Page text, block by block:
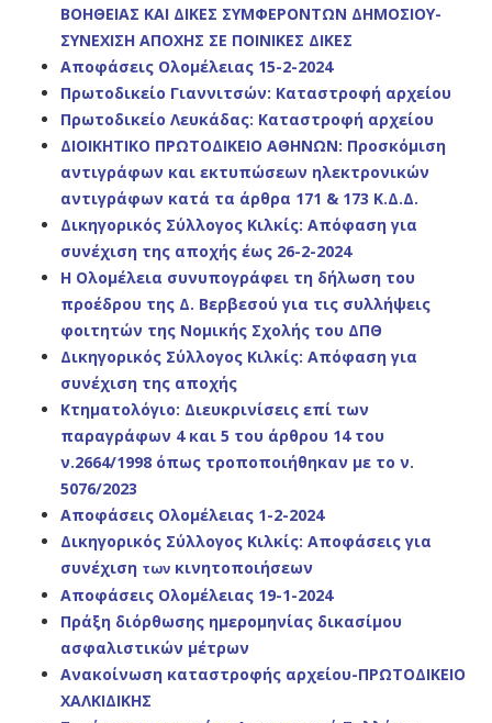
ΒΟΗΘΕΙΑΣ ΚΑΙ ΔΙΚΕΣ ΣΥΜΦΕΡΟΝΤΩΝ ΔΗΜΟΣΙΟΥ-
ΣΥΝΕΧΙΣΗ ΑΠΟΧΗΣ ΣΕ ΠΟΙΝΙΚΕΣ ΔΙΚΕΣ
Αποφάσεις Ολομέλειας 15-2-2024
Πρωτοδικείο Γιαννιτσών: Καταστροφή αρχείου
Πρωτοδικείο Λευκάδας: Καταστροφή αρχείου
ΔΙΟΙΚΗΤΙΚΟ ΠΡΩΤΟΔΙΚΕΙΟ ΑΘΗΝΩΝ: Προσκόμιση
αντιγράφων και εκτυπώσεων ηλεκτρονικών
αντιγράφων κατά τα άρθρα 171 & 173 Κ.Δ.Δ.
Δικηγορικός Σύλλογος Κιλκίς: Απόφαση για
συνέχιση της αποχής έως 26-2-2024
Η Ολομέλεια συνυπογράφει τη δήλωση του
προέδρου της Δ. Βερβεσού για τις συλλήψεις
φοιτητών της Νομικής Σχολής του ΔΠΘ
Δικηγορικός Σύλλογος Κιλκίς: Απόφαση για
συνέχιση της αποχής
Κτηματολόγιο: Διευκρινίσεις επί των
παραγράφων 4 και 5 του άρθρου 14 του
ν.2664/1998 όπως τροποποιήθηκαν με το ν.
5076/2023
Αποφάσεις Ολομέλειας 1-2-2024
Δικηγορικός Σύλλογος Κιλκίς: Αποφάσεις για
συνέχιση των κινητοποιήσεων
Αποφάσεις Ολομέλειας 19-1-2024
Πράξη διόρθωσης ημερομηνίας δικασίμου
ασφαλιστικών μέτρων
Ανακοίνωση καταστροφής αρχείου-ΠΡΩΤΟΔΙΚΕΙΟ
ΧΑΛΚΙΔΙΚΗΣ